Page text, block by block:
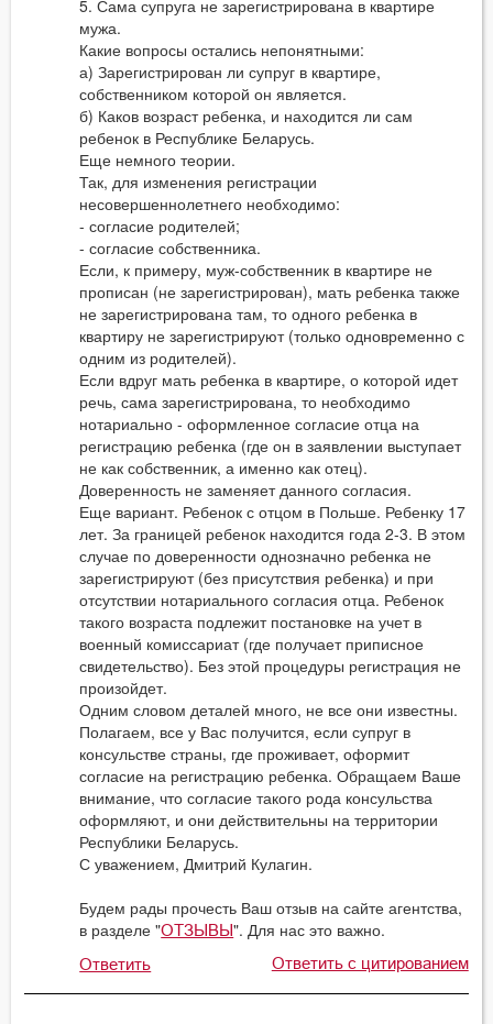
5. Сама супруга не зарегистрирована в квартире
мужа.
Какие вопросы остались непонятными:
а) Зарегистрирован ли супруг в квартире,
собственником которой он является.
б) Каков возраст ребенка, и находится ли сам
ребенок в Республике Беларусь.
Еще немного теории.
Так, для изменения регистрации
несовершеннолетнего необходимо:
- согласие родителей;
- согласие собственника.
Если, к примеру, муж-собственник в квартире не
прописан (не зарегистрирован), мать ребенка также
не зарегистрирована там, то одного ребенка в
квартиру не зарегистрируют (только одновременно с
одним из родителей).
Если вдруг мать ребенка в квартире, о которой идет
речь, сама зарегистрирована, то необходимо
нотариально - оформленное согласие отца на
регистрацию ребенка (где он в заявлении выступает
не как собственник, а именно как отец).
Доверенность не заменяет данного согласия.
Еще вариант. Ребенок с отцом в Польше. Ребенку 17
лет. За границей ребенок находится года 2-3. В этом
случае по доверенности однозначно ребенка не
зарегистрируют (без присутствия ребенка) и при
отсутствии нотариального согласия отца. Ребенок
такого возраста подлежит постановке на учет в
военный комиссариат (где получает приписное
свидетельство). Без этой процедуры регистрация не
произойдет.
Одним словом деталей много, не все они известны.
Полагаем, все у Вас получится, если супруг в
консульстве страны, где проживает, оформит
согласие на регистрацию ребенка. Обращаем Ваше
внимание, что согласие такого рода консульства
оформляют, и они действительны на территории
Республики Беларусь.
С уважением, Дмитрий Кулагин.
Будем рады прочесть Ваш отзыв на сайте агентства,
в разделе "ОТЗЫВЫ". Для нас это важно.
Ответить Ответить с цитированием